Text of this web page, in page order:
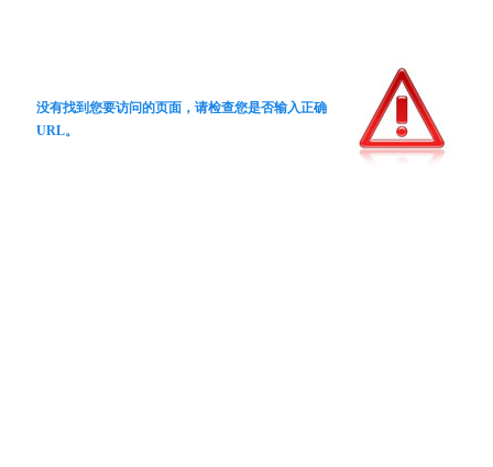
没有找到您要访问的页面，请检查您是否输入正确
URL。